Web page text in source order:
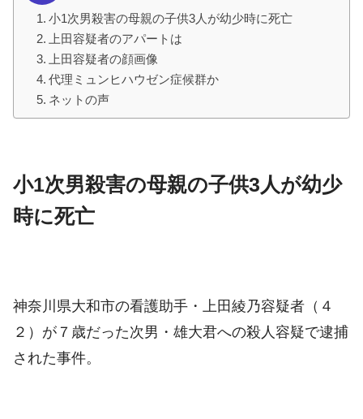
小1次男殺害の母親の子供3人が幼少時に死亡
上田容疑者のアパートは
上田容疑者の顔画像
代理ミュンヒハウゼン症候群か
ネットの声
小1次男殺害の母親の子供3人が幼少
時に死亡
神奈川県大和市の看護助手・上田綾乃容疑者（４
２）が７歳だった次男・雄大君への殺人容疑で逮捕
された事件。